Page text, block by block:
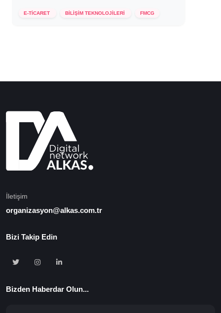
E-TİCARET BİLİŞİM TEKNOLOJİLERİ FMCG
İletişim
organizasyon@alkas.com.tr
Bizi Takip Edin
Bizden Haberdar Olun...